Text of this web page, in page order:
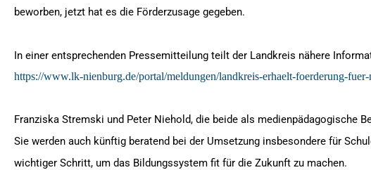
beworben, jetzt hat es die Förderzusage gegeben.
In einer entsprechenden Pressemitteilung teilt der Landkreis nähere
https://www.lk-nienburg.de/portal/meldungen/landkreis-erhaelt-foerderung-
Franziska Stremski und Peter Niehold, die beide als medienpädagogische
Sie werden auch künftig beratend bei der Umsetzung insbesondere für
wichtiger Schritt, um das Bildungssystem fit für die Zukunft zu machen.